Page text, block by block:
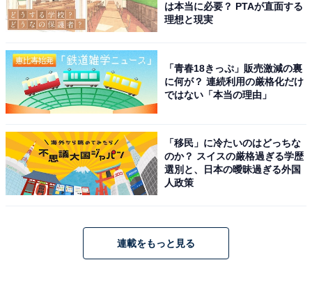
1
は本当に必要？ PTAが直面する
理想と現実
「青春18きっぷ」販売激減の裏
に何が？ 連続利用の厳格化だけ
ではない「本当の理由」
「移民」に冷たいのはどっちな
のか？ スイスの厳格過ぎる学歴
選別と、日本の曖昧過ぎる外国
人政策
連載をもっと見る